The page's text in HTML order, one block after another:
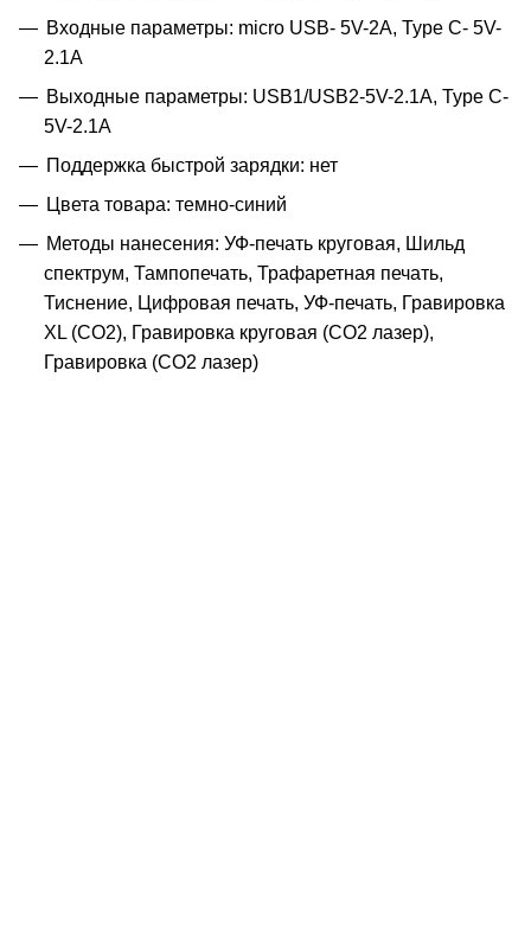
Входные параметры: micro USB- 5V-2A, Type C- 5V-
2.1A
Выходные параметры: USB1/USB2-5V-2.1A, Type C-
5V-2.1A
Поддержка быстрой зарядки: нет
Цвета товара: темно-синий
Методы нанесения: УФ-печать круговая, Шильд
спектрум, Тампопечать, Трафаретная печать,
Тиснение, Цифровая печать, УФ-печать, Гравировка
XL (СО2), Гравировка круговая (CO2 лазер),
Гравировка (CO2 лазер)